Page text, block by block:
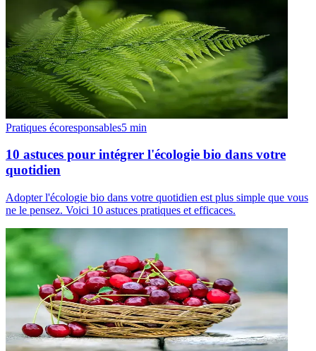
Pratiques écoresponsables5 min
10 astuces pour intégrer l'écologie bio dans votre
quotidien
Adopter l'écologie bio dans votre quotidien est plus simple que vous
ne le pensez. Voici 10 astuces pratiques et efficaces.